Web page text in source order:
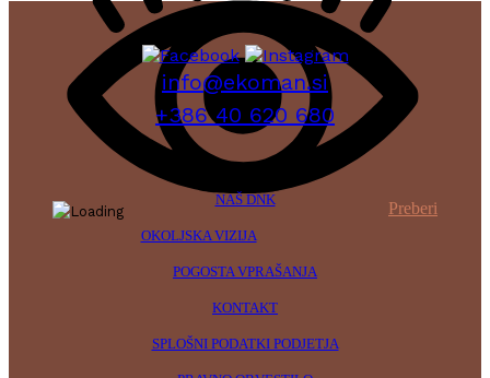
Preberi
info@ekoman.si
+386 40 620 680
NAŠ DNK
OKOLJSKA VIZIJA
POGOSTA VPRAŠANJA
KONTAKT
SPLOŠNI PODATKI PODJETJA